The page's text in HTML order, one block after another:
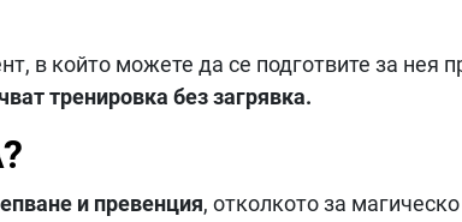
в който можете да се подготвите за нея
тренировка без загрявка.
и превенция, отколкото за